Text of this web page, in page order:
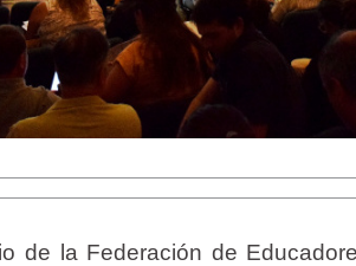
de la Federación de